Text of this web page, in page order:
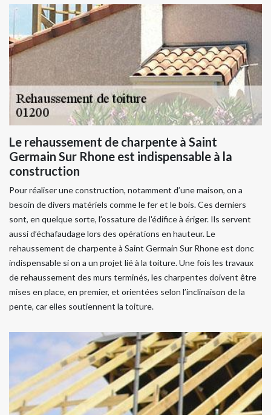
Le rehaussement de charpente à Saint
Germain Sur Rhone est indispensable à la
construction
Pour réaliser une construction, notamment d’une maison, on a
besoin de divers matériels comme le fer et le bois. Ces derniers
sont, en quelque sorte, l’ossature de l'édifice à ériger. Ils servent
aussi d’échafaudage lors des opérations en hauteur. Le
rehaussement de charpente à Saint Germain Sur Rhone est donc
indispensable si on a un projet lié à la toiture. Une fois les travaux
de rehaussement des murs terminés, les charpentes doivent être
mises en place, en premier, et orientées selon l’inclinaison de la
pente, car elles soutiennent la toiture.